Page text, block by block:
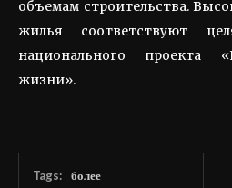
объемам строительства.
жилья соответствуют
национального проекта
жизни».
Tags:
более